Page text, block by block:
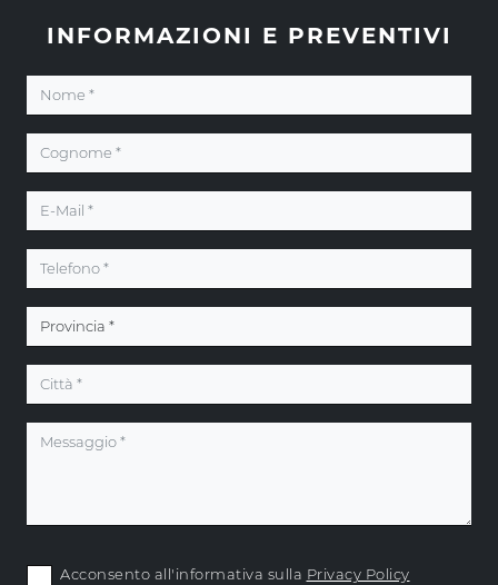
INFORMAZIONI E PREVENTIVI
Acconsento all'informativa sulla Privacy Policy